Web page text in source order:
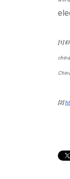
[1]
[2]